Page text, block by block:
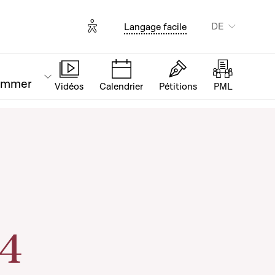
Options d'accessibilité
Langage facile DE
Vidéos Calendrier Pétitions PML